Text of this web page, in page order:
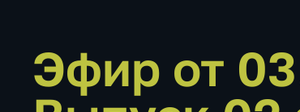
Эфир от